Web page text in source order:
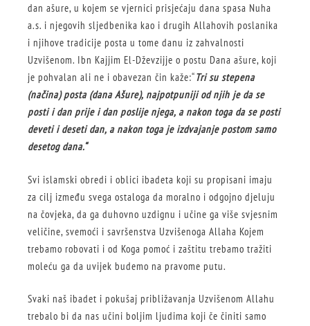
dan ašure, u kojem se vjernici prisjećaju dana spasa Nuha
a.s. i njegovih sljedbenika kao i drugih Allahovih poslanika
i njihove tradicije posta u tome danu iz zahvalnosti
Uzvišenom. Ibn Kajjim El-Dževzijje o postu Dana ašure, koji
je pohvalan ali ne i obavezan čin kaže:“Tri su stepena
(načina) posta (dana Ašure), najpotpuniji od njih je da se
posti i dan prije i dan poslije njega, a nakon toga da se posti
deveti i deseti dan, a nakon toga je izdvajanje postom samo
desetog dana.“
Svi islamski obredi i oblici ibadeta koji su propisani imaju
za cilj između svega ostaloga da moralno i odgojno djeluju
na čovjeka, da ga duhovno uzdignu i učine ga više svjesnim
veličine, svemoći i savršenstva Uzvišenoga Allaha Kojem
trebamo robovati i od Koga pomoć i zaštitu trebamo tražiti
moleću ga da uvijek budemo na pravome putu.
Svaki naš ibadet i pokušaj približavanja Uzvišenom Allahu
trebalo bi da nas učini boljim ljudima koji če činiti samo